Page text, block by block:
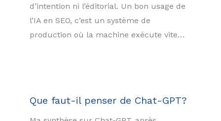
d’intention ni l’éditorial. Un bon usage de
l’IA en SEO, c’est un système de
production où la machine exécute vite…
Que faut-il penser de Chat-GPT?